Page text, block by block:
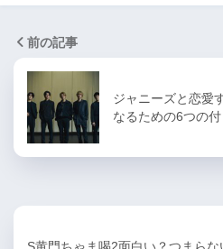
前の記事
ジャニーズと恋愛
なるための6つの付
S黄門ちゃま喝2面白い？つまらな